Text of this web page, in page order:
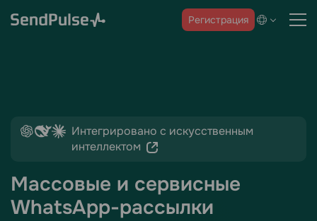
Регистрация
Интегрировано с искусственным
интеллектом
Массовые и сервисные
WhatsApp-рассылки